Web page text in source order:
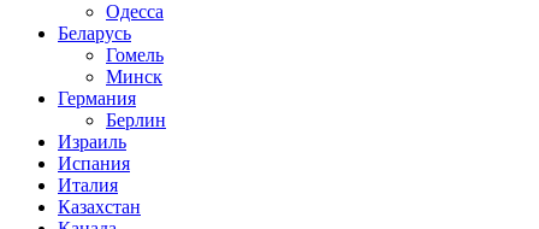
Одесса
Беларусь
Гомель
Минск
Германия
Берлин
Израиль
Испания
Италия
Казахстан